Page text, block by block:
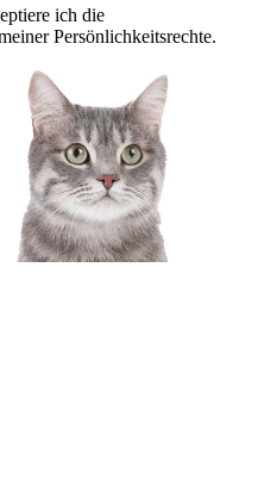
ich die
Persönlichkeitsrechte.